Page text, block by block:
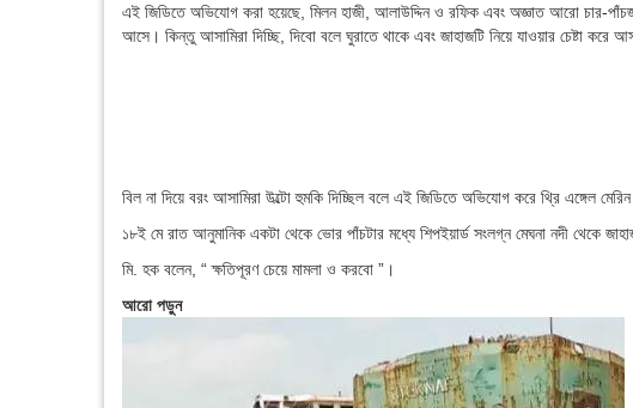
এই জিডিতে অভিযোগ করা হয়েছে, মিলন হাজী, আলাউদ্দিন ও রফিক এবং অজ্ঞাত আরো চার-
আসে। কিন্তু আসামিরা দিচ্ছি, দিবো বলে ঘুরাতে থাকে এবং জাহাজটি নিয়ে যাওয়ার চেষ্টা করে
বিল না দিয়ে বরং আসামিরা উল্টো হুমকি দিচ্ছিল বলে এই জিডিতে অভিযোগ করে থ্রি এঙ্গেল
১৮ই মে রাত আনুমানিক একটা থেকে ভোর পাঁচটার মধ্যে শিপইয়ার্ড সংলগ্ন মেঘনা নদী থেকে
মি. হক বলেন, “ ক্ষতিপূরণ চেয়ে মামলা ও করবো ”।
আরো পড়ুন